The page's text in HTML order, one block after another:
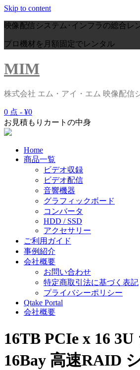
Skip to content
映像配信システム･インフラの総合レ
プロ機材を月額固定でレンタル
MIM
株式会社 エム・アイ・エム 映像配信
0 点 - ¥0
お見積もりカートの中身
Home
商品一覧
ビデオ収録
ビデオ配信
音響機器
グラフィックボード
コンバータ
HDD / SSD
アクセサリー
ご利用ガイド
事例紹介
会社概要
お問い合わせ
特定商取引法に基づく表記
プライバシーポリシー
Qtake Portal
会社概要
16TB PCIe x 16
16Bay 高速RAID